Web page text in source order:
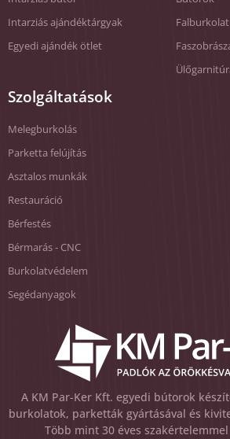
Intarziás ajándéktárgyak
Egyedi ajándék ötlet
Falburkolat
Szolgáltatások
Melegburkolás
Parketta felújítás
Asztalos munkák
Restauráció
Bérfestés
Bérmarás - CNC
Burkolatvédelem
Segédanyagok
A KM Par-Ker Kft. egyedi bútorok
burkolatok, parketták gyártásával és
Több mint 30 éves